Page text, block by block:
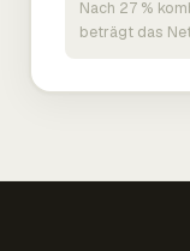
Nach 27 %
beträgt das